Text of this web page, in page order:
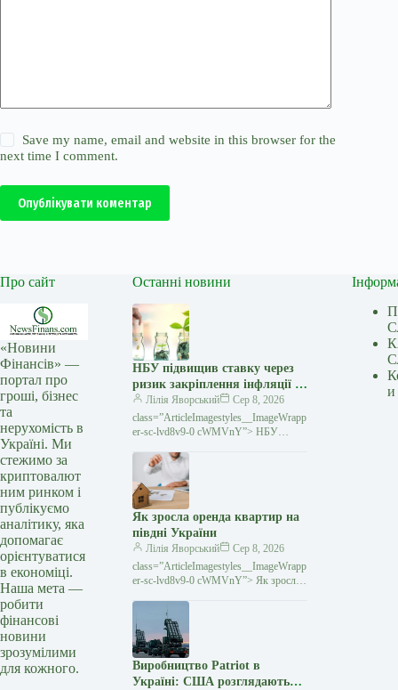
Save my name, email and website in this browser for the
next time I comment.
Опублікувати коментар
Про сайт
«Новини
Фінансів» —
портал про
гроші, бізнес
та
нерухомість в
Україні. Ми
стежимо за
криптовалют
ним ринком і
публікуємо
аналітику, яка
допомагає
орієнтуватися
в економіці.
Наша мета —
робити
фінансові
новини
зрозумілими
для кожного.
Останні новини
НБУ підвищив ставку через
ризик закріплення інфляції —
Лепушинський
Лілія Яворський
Сер 8, 2026
class=”ArticleImagestyles__ImageWrapp
er-sc-lvd8v9-0 cWMVnY”> НБУ
закріплення інфляції —
Лепушинський30 липня НБУ
неочікувано для багатьох
Як зросла оренда квартир на
півдні України
Лілія Яворський
Сер 8, 2026
class=”ArticleImagestyles__ImageWrapp
er-sc-lvd8v9-0 cWMVnY”> Як зросла
містах України вже
Виробництво Patriot в
Україні: США розглядають
и